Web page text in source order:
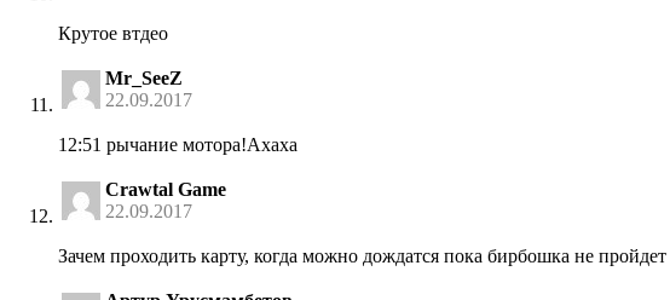
Крутое втдео
Mr_SeeZ
22.09.2017
12:51 рычание мотора!Ахаха
Crawtal Game
22.09.2017
Зачем проходить карту, когда можно дождатся пока бирбошка не пройдет